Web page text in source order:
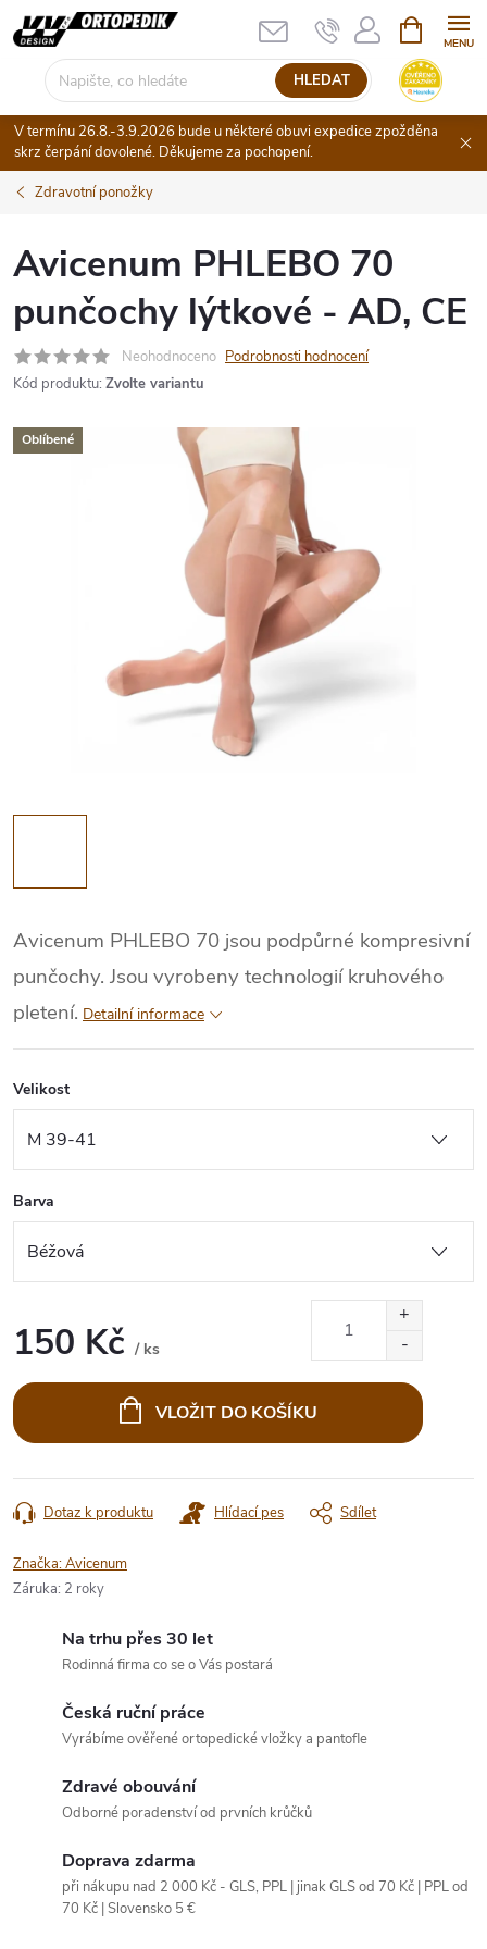
Přejít
na
HLEDAT
NÁKUPNÍ
KOŠÍK
V termínu 26.8.-3.9.2026 bude u některé obuvi expedice zpožděna
skrz čerpání dovolené. Děkujeme za pochopení.
Zdravotní ponožky
Avicenum PHLEBO 70
punčochy lýtkové - AD, CE
Neohodnoceno Podrobnosti hodnocení
Kód produktu: Zvolte variantu
Oblíbené
Avicenum PHLEBO 70 jsou podpůrné kompresivní
punčochy. Jsou vyrobeny technologií kruhového
pletení. Detailní informace
Velikost
Barva
150 Kč / ks
cena:
VLOŽIT DO KOŠÍKU
Dotaz k produktu Hlídací pes Sdílet
Značka:Avicenum
Záruka: 2 roky
Na trhu přes 30 let
Rodinná firma co se o Vás postará
Česká ruční práce
Vyrábíme ověřené ortopedické vložky a pantofle
Zdravé obouvání
Odborné poradenství od prvních krůčků
Doprava zdarma
při nákupu nad 2 000 Kč - GLS, PPL | jinak GLS od 70 Kč | PPL od
70 Kč | Slovensko 5 €